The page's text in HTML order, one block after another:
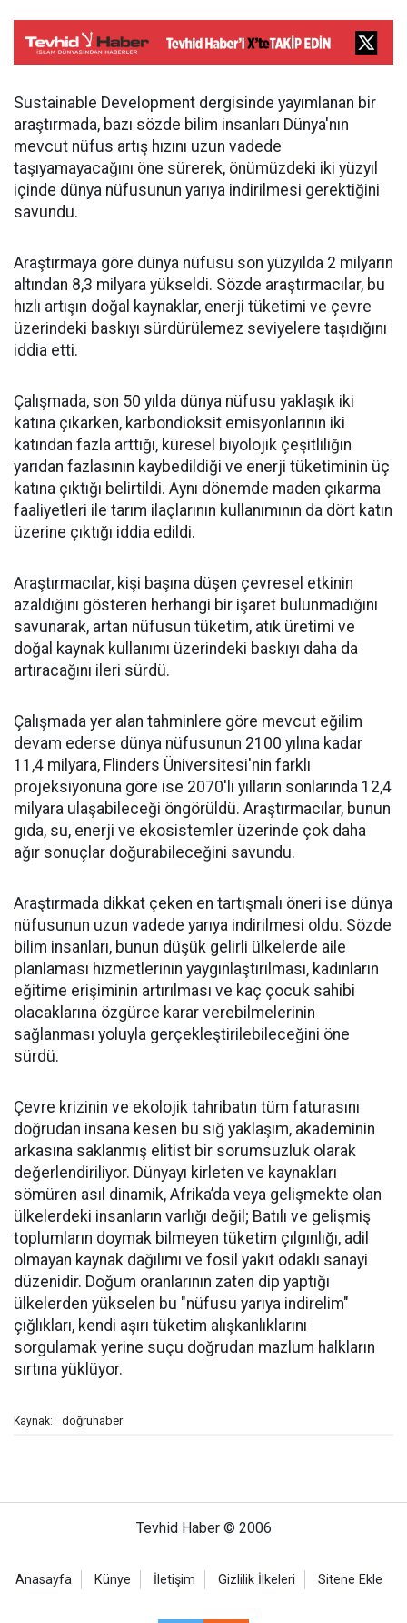
Sustainable Development dergisinde yayımlanan bir
araştırmada, bazı sözde bilim insanları Dünya'nın
mevcut nüfus artış hızını uzun vadede
taşıyamayacağını öne sürerek, önümüzdeki iki yüzyıl
içinde dünya nüfusunun yarıya indirilmesi gerektiğini
savundu.
Araştırmaya göre dünya nüfusu son yüzyılda 2 milyarın
altından 8,3 milyara yükseldi. Sözde araştırmacılar, bu
hızlı artışın doğal kaynaklar, enerji tüketimi ve çevre
üzerindeki baskıyı sürdürülemez seviyelere taşıdığını
iddia etti.
Çalışmada, son 50 yılda dünya nüfusu yaklaşık iki
katına çıkarken, karbondioksit emisyonlarının iki
katından fazla arttığı, küresel biyolojik çeşitliliğin
yarıdan fazlasının kaybedildiği ve enerji tüketiminin üç
katına çıktığı belirtildi. Aynı dönemde maden çıkarma
faaliyetleri ile tarım ilaçlarının kullanımının da dört katın
üzerine çıktığı iddia edildi.
Araştırmacılar, kişi başına düşen çevresel etkinin
azaldığını gösteren herhangi bir işaret bulunmadığını
savunarak, artan nüfusun tüketim, atık üretimi ve
doğal kaynak kullanımı üzerindeki baskıyı daha da
artıracağını ileri sürdü.
Çalışmada yer alan tahminlere göre mevcut eğilim
devam ederse dünya nüfusunun 2100 yılına kadar
11,4 milyara, Flinders Üniversitesi'nin farklı
projeksiyonuna göre ise 2070'li yılların sonlarında 12,4
milyara ulaşabileceği öngörüldü. Araştırmacılar, bunun
gıda, su, enerji ve ekosistemler üzerinde çok daha
ağır sonuçlar doğurabileceğini savundu.
Araştırmada dikkat çeken en tartışmalı öneri ise dünya
nüfusunun uzun vadede yarıya indirilmesi oldu. Sözde
bilim insanları, bunun düşük gelirli ülkelerde aile
planlaması hizmetlerinin yaygınlaştırılması, kadınların
eğitime erişiminin artırılması ve kaç çocuk sahibi
olacaklarına özgürce karar verebilmelerinin
sağlanması yoluyla gerçekleştirilebileceğini öne
sürdü.
Çevre krizinin ve ekolojik tahribatın tüm faturasını
doğrudan insana kesen bu sığ yaklaşım, akademinin
arkasına saklanmış elitist bir sorumsuzluk olarak
değerlendiriliyor. Dünyayı kirleten ve kaynakları
sömüren asıl dinamik, Afrika’da veya gelişmekte olan
ülkelerdeki insanların varlığı değil; Batılı ve gelişmiş
toplumların doymak bilmeyen tüketim çılgınlığı, adil
olmayan kaynak dağılımı ve fosil yakıt odaklı sanayi
düzenidir. Doğum oranlarının zaten dip yaptığı
ülkelerden yükselen bu "nüfusu yarıya indirelim"
çığlıkları, kendi aşırı tüketim alışkanlıklarını
sorgulamak yerine suçu doğrudan mazlum halkların
sırtına yüklüyor.
Kaynak: doğruhaber
Tevhid Haber © 2006
Anasayfa Künye İletişim Gizlilik İlkeleri Sitene Ekle